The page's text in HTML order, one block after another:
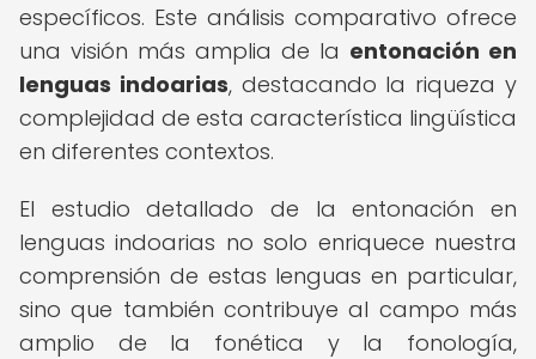
específicos. Este análisis comparativo ofrece
una visión más amplia de la entonación en
lenguas indoarias, destacando la riqueza y
complejidad de esta característica lingüística
en diferentes contextos.
El estudio detallado de la entonación en
lenguas indoarias no solo enriquece nuestra
comprensión de estas lenguas en particular,
sino que también contribuye al campo más
amplio de la fonética y la fonología,